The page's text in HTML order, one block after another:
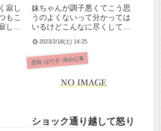
寂し
もこ
しく
まで
寂し
妹ちゃんが調子悪くてこう思
うのよくないって分かっては
いるけどこんなに尽くしてる
のは何が不満なの？って考え
ちゃうばあちゃんも認知症っ
て診断されるしなんか限界か
2023/2/18(土) 14:25
愚痴･ぼやき･病み記事
ショック通り越して怒り